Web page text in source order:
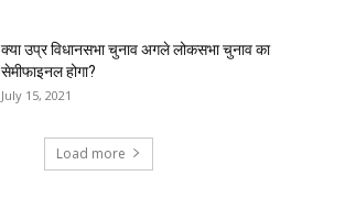
क्या उप्र विधानसभा चुनाव अगले लोकसभा चुनाव का
सेमीफाइनल होगा?
July 15, 2021
Load more